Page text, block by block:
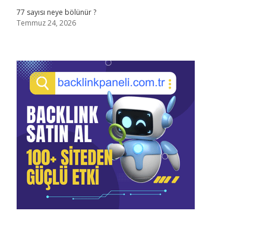
77 sayısı neye bölünür ?
Temmuz 24, 2026